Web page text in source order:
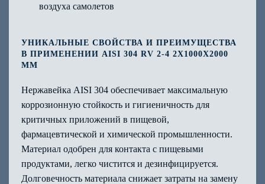
воздуха самолетов
УНИКАЛЬНЫЕ СВОЙСТВА И ПРЕИМУЩЕСТВА
В ПРИМЕНЕНИИ AISI 304 RV 2-4 2Х1000Х2000
ММ
Нержавейка AISI 304 обеспечивает максимальную
коррозионную стойкость и гигиеничность для
критичных приложений в пищевой,
фармацевтической и химической промышленности.
Материал одобрен для контакта с пищевыми
продуктами, легко чистится и дезинфицируется.
Долговечность материала снижает затраты на замену